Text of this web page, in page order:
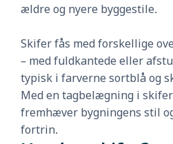
ældre og nyere byggestile.
Skifer fås med forskellige
– med fuldkantede eller
typisk i farverne sortblå og
Med en tagbelægning i
fremhæver bygningens stil
fortrin.